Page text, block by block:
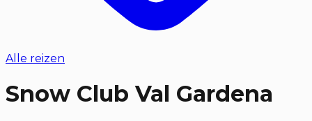
Alle reizen
Snow Club Val Gardena